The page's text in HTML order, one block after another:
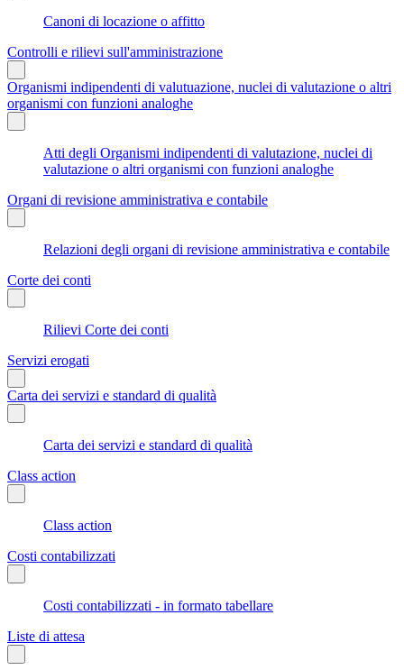
Canoni di locazione o affitto
Controlli e rilievi sull'amministrazione
Organismi indipendenti di valutuazione, nuclei di valutazione o altri
organismi con funzioni analoghe
Atti degli Organismi indipendenti di valutazione, nuclei di
valutazione o altri organismi con funzioni analoghe
Organi di revisione amministrativa e contabile
Relazioni degli organi di revisione amministrativa e contabile
Corte dei conti
Rilievi Corte dei conti
Servizi erogati
Carta dei servizi e standard di qualità
Carta dei servizi e standard di qualità
Class action
Class action
Costi contabilizzati
Costi contabilizzati - in formato tabellare
Liste di attesa